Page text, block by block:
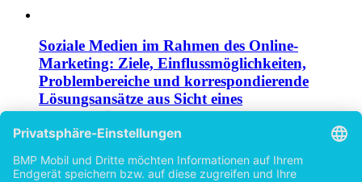
Soziale Medien im Rahmen des Online-
Marketing: Ziele, Einflussmöglichkeiten,
Problembereiche und korrespondierende
Lösungsansätze aus Sicht eines
Konsumgüterherstellers
©2011 Bachelorarbeit 67 Seiten